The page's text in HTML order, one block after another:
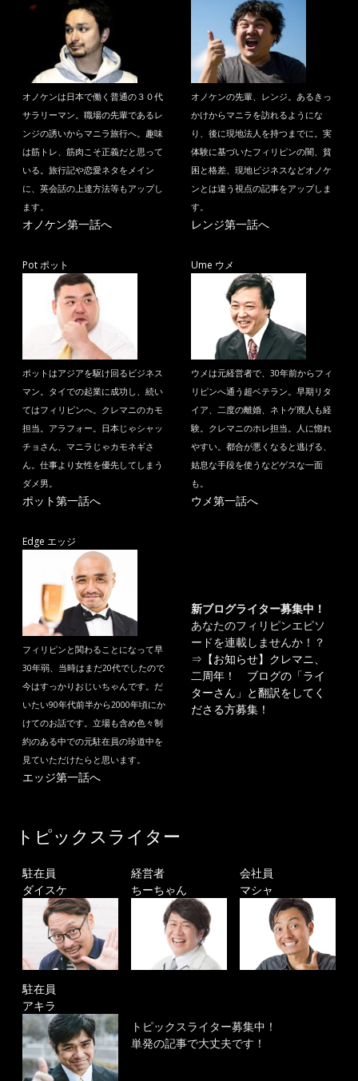
オノケンは日本で働く普通の３０代
サラリーマン。職場の先輩であるレ
ンジの誘いからマニラ旅行へ。趣味
は筋トレ、筋肉こそ正義だと思って
いる。旅行記や恋愛ネタをメイン
に、英会話の上達方法等もアップし
ます。
オノケン第一話へ
オノケンの先輩、レンジ。あるきっ
かけからマニラを訪れるようにな
り、後に現地法人を持つまでに。実
体験に基づいたフィリピンの闇、貧
困と格差、現地ビジネスなどオノケ
ンとは違う視点の記事をアップしま
す。
レンジ第一話へ
Pot ポット
ポットはアジアを駆け回るビジネス
マン。タイでの起業に成功し、続い
てはフィリピンへ。クレマニのカモ
担当。アラフォー。日本じゃシャッ
チョさん、マニラじゃカモネギさ
ん。仕事より女性を優先してしまう
ダメ男。
ポット第一話へ
Ume ウメ
ウメは元経営者で、30年前からフィ
リピンへ通う超ベテラン。早期リタ
イア、二度の離婚、ネトゲ廃人も経
験。クレマニのホレ担当。人に惚れ
やすい。都合が悪くなると逃げる、
姑息な手段を使うなどゲスな一面
も。
ウメ第一話へ
Edge エッジ
フィリピンと関わることになって早
30年弱、当時はまだ20代でしたので
今はすっかりおじいちゃんです。だ
いたい90年代前半から2000年頃にか
けてのお話です。立場も含め色々制
約のある中での元駐在員の珍道中を
見ていただけたらと思います。
エッジ第一話へ
新ブログライター募集中！
あなたのフィリピンエピソ
ードを連載しませんか！？
⇒ 【お知らせ】クレマニ、
二周年！ ブログの「ライ
ターさん」と翻訳をしてく
ださる方募集！
トピックスライター
駐在員
ダイスケ
経営者
ちーちゃん
会社員
マシャ
駐在員
アキラ
トピックスライター募集中！
単発の記事で大丈夫です！